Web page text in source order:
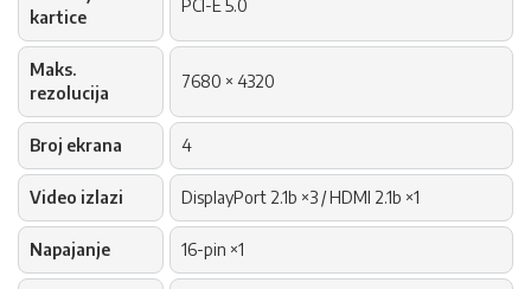
kartice
PCI-E 5.0
Maks.
rezolucija
7680 × 4320
Broj ekrana 4
Video izlazi DisplayPort 2.1b ×3 / HDMI 2.1b ×1
Napajanje 16-pin ×1